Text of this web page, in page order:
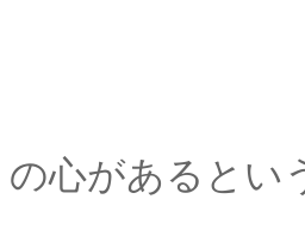
「･･････
「ね？そ
「不思議
の心があるとい
「不思議